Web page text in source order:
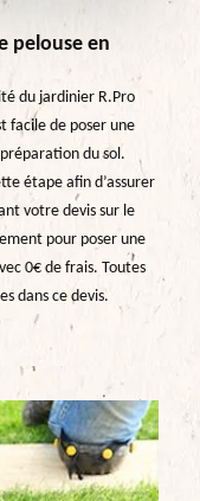
pelouse en
du jardinier R.Pro
facile de poser une
du sol.
étape afin d’assurer
votre devis sur le
pour poser une
0€ de frais. Toutes
dans ce devis.